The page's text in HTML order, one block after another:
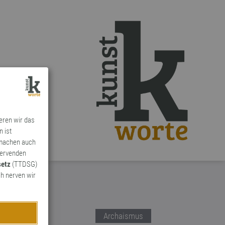
wir das
ist
auch
(TTDSG)
nerven wir
Archaismus